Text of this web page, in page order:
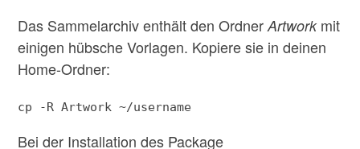
Das Sammelarchiv enthält den OrdnerArtworkmit
einigen hübsche Vorlagen. Kopiere sie in deinen
Home-Ordner:
cp -R Artwork ~/username
Bei der Installation des Package